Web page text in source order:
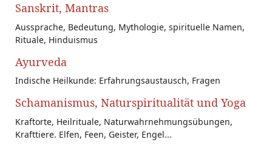
Sanskrit, Mantras
Aussprache, Bedeutung, Mythologie, spirituelle Namen,
Rituale, Hinduismus
Ayurveda
Indische Heilkunde: Erfahrungsaustausch, Fragen
Schamanismus, Naturspiritualität und Yoga
Kraftorte, Heilrituale, Naturwahrnehmungsübungen,
Krafttiere. Elfen, Feen, Geister, Engel...